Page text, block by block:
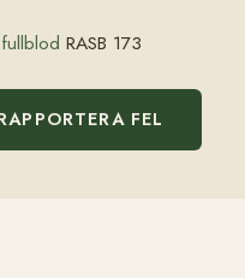
RASB 173
FEL